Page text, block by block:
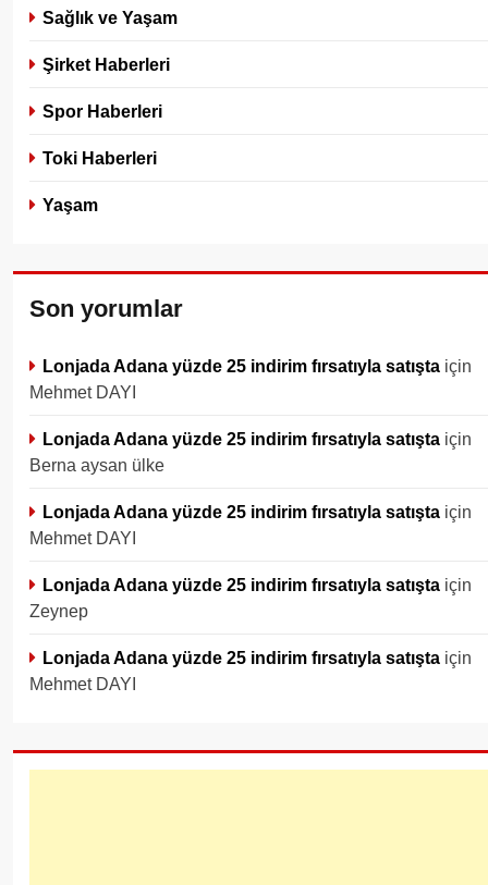
Sağlık ve Yaşam
Şirket Haberleri
Spor Haberleri
Toki Haberleri
Yaşam
Son yorumlar
Lonjada Adana yüzde 25 indirim fırsatıyla satışta için
Mehmet DAYI
Lonjada Adana yüzde 25 indirim fırsatıyla satışta için
Berna aysan ülke
Lonjada Adana yüzde 25 indirim fırsatıyla satışta için
Mehmet DAYI
Lonjada Adana yüzde 25 indirim fırsatıyla satışta için
Zeynep
Lonjada Adana yüzde 25 indirim fırsatıyla satışta için
Mehmet DAYI